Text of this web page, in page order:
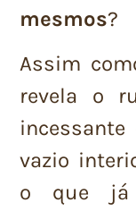
mesmos?
Assim
revela o
incessante
vazio
o que já